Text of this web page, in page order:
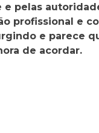
pelas
profissional e
e parece
de acordar.